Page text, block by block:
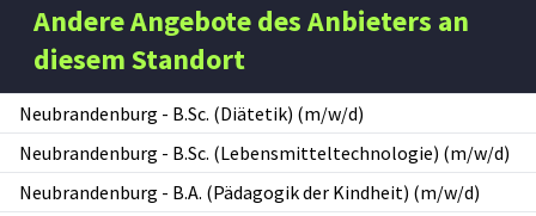
Andere Angebote des Anbieters an
diesem Standort
Neubrandenburg - B.Sc. (Diätetik) (m/w/d)
Neubrandenburg - B.Sc. (Lebensmitteltechnologie) (m/w/d)
Neubrandenburg - B.A. (Pädagogik der Kindheit) (m/w/d)